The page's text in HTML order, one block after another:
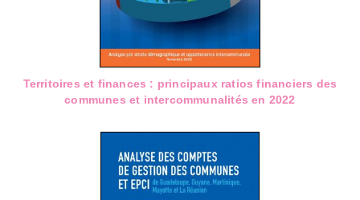
Territoires et finances : principaux ratios financiers des
communes et intercommunalités en 2022